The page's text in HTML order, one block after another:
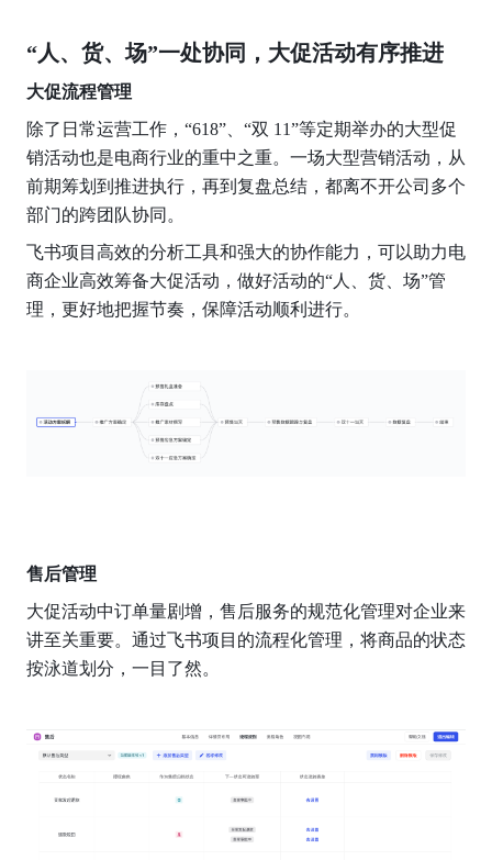
“人、货、场”一处协同，大促活动有序推进
大促流程管理
除了日常运营工作，“618”、“双 11”等定期举办的大型促
销活动也是电商行业的重中之重。一场大型营销活动，从
前期筹划到推进执行，再到复盘总结，都离不开公司多个
部门的跨团队协同。
飞书项目高效的分析工具和强大的协作能力，可以助力电
商企业高效筹备大促活动，做好活动的“人、货、场”管
理，更好地把握节奏，保障活动顺利进行。
售后管理
大促活动中订单量剧增，售后服务的规范化管理对企业来
讲至关重要。通过飞书项目的流程化管理，将商品的状态
按泳道划分，一目了然。